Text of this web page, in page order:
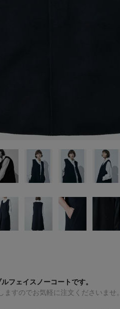
フェイスノーコートです。
すのでお気軽に注文くださいませ。